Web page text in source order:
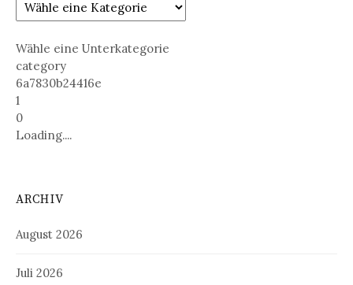
Wähle eine Unterkategorie
category
6a7830b24416e
1
0
Loading....
ARCHIV
August 2026
Juli 2026